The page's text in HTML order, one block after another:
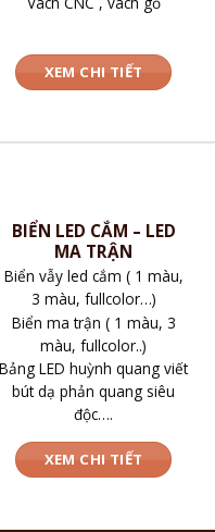
XEM CHI TIẾT
BIỂN LED CẮM – LED
MA TRẬN
Biển vẫy led cắm ( 1 màu,
3 màu, fullcolor…)
Biển ma trận ( 1 màu, 3
màu, fullcolor..)
Bảng LED huỳnh quang viết
bút dạ phản quang siêu
độc….
XEM CHI TIẾT